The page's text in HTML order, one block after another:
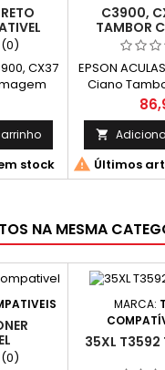
(0)
CX37
30.000k
stock
C3900,
TAMBOR
EPSON
Ciano
Compativel
(DRUM)

 Últimos
NA MESMA
(0)
MARCA:
35XL T3592